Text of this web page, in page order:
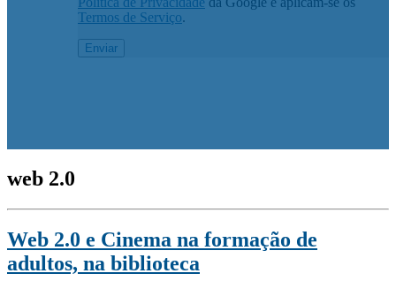
Termos de Serviço.
web 2.0
Web 2.0 e Cinema na formação de
adultos, na biblioteca